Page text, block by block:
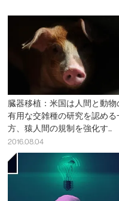
臓器移植：米国は人間と動物
有用な交雑種の研究を認める
方、猿人間の規制を強化す...
2016.08.04